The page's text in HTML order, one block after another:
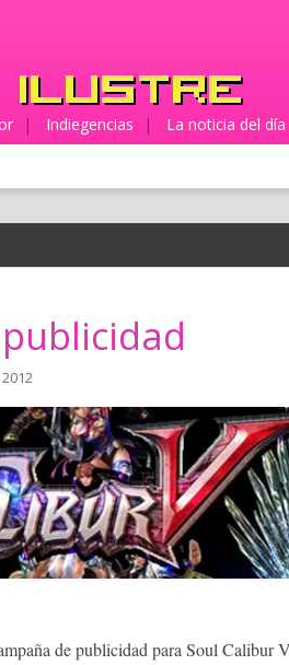
| Indiegencias | La noticia del día
de publicidad para Soul Calibur